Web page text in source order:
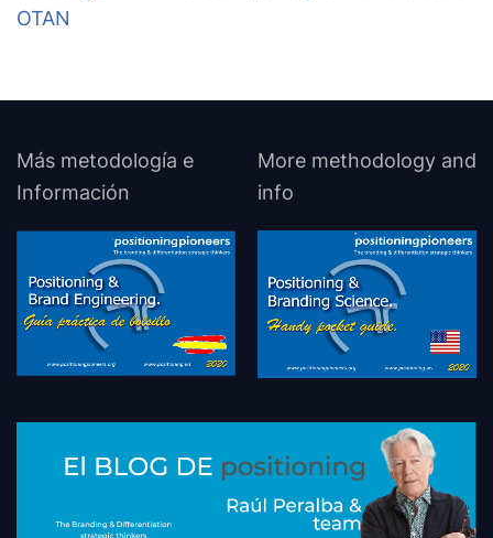
OTAN
Más metodología e
Información
More methodology and
info